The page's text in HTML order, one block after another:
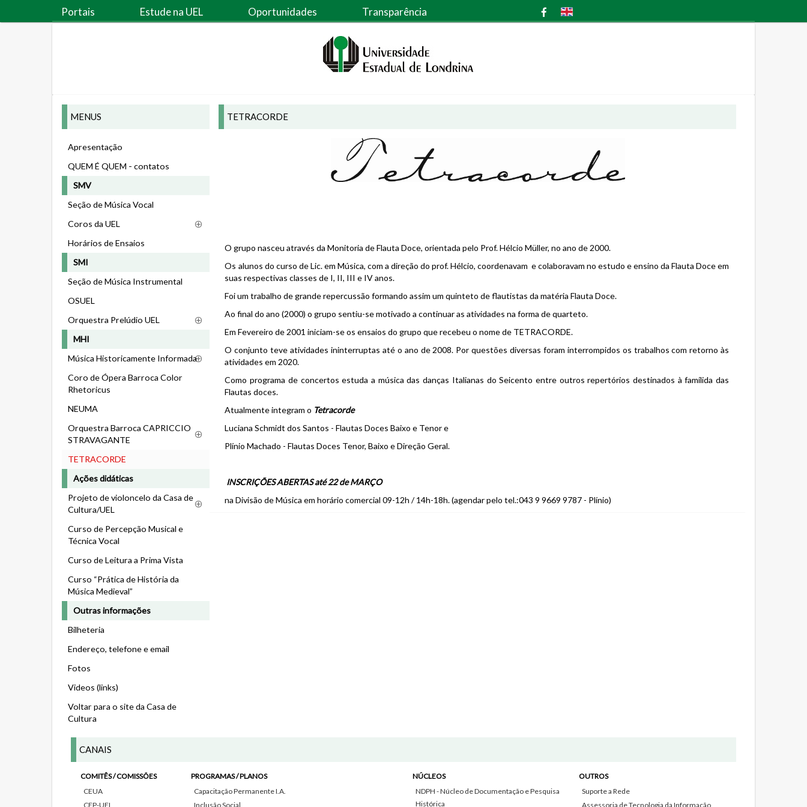
Portais Estude na UEL Oportunidades Transparência
MENUS
Apresentação
QUEM É QUEM - contatos
SMV
Seção de Música Vocal
Coros da UEL
Horários de Ensaios
SMI
Seção de Música Instrumental
OSUEL
Orquestra Prelúdio UEL
MHI
Música Historicamente Informada
Coro de Ópera Barroca Color
Rhetoricus
NEUMA
Orquestra Barroca CAPRICCIO
STRAVAGANTE
TETRACORDE
Ações didáticas
Projeto de violoncelo da Casa de
Cultura/UEL
Curso de Percepção Musical e
Técnica Vocal
Curso de Leitura a Prima Vista
Curso “Prática de História da
Música Medieval”
Outras informações
Bilheteria
Endereço, telefone e email
Fotos
Videos (links)
Voltar para o site da Casa de
Cultura
TETRACORDE
O grupo nasceu através da Monitoria de Flauta Doce, orientada pelo Prof. Hélcio Müller, no ano de 2000.
Os alunos do curso de Lic. em Música, com a direção do prof. Hélcio, coordenavam e colaboravam no estudo e ensino da Flauta Doce em
suas respectivas classes de I, II, III e IV anos.
Foi um trabalho de grande repercussão formando assim um quinteto de flautistas da matéria Flauta Doce.
Ao final do ano (2000) o grupo sentiu-se motivado a continuar as atividades na forma de quarteto.
Em Fevereiro de 2001 iniciam-se os ensaios do grupo que recebeu o nome de TETRACORDE.
O conjunto teve atividades ininterruptas até o ano de 2008. Por questões diversas foram interrompidos os trabalhos com retorno às
atividades em 2020.
Como programa de concertos estuda a música das danças Italianas do Seicento entre outros repertórios destinados à famílida das
Flautas doces.
Atualmente integram o Tetracorde
Luciana Schmidt dos Santos - Flautas Doces Baixo e Tenor e
Plínio Machado - Flautas Doces Tenor, Baixo e Direção Geral.
INSCRIÇÕES ABERTAS até 22 de MARÇO
na Divisão de Música em horário comercial 09-12h / 14h-18h. (agendar pelo tel.:043 9 9669 9787 - Plínio)
CANAIS
COMITÊS / COMISSÕES
CEUA
CEP-UEL
PROGRAMAS / PLANOS
Capacitação Permanente I.A.
Inclusão Social
NÚCLEOS
NDPH - Núcleo de Documentação e Pesquisa
Histórica
OUTROS
Suporte a Rede
Assessoria de Tecnologia da Informação